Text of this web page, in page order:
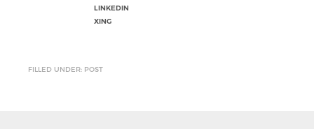
LINKEDIN
XING
FILLED UNDER: POST